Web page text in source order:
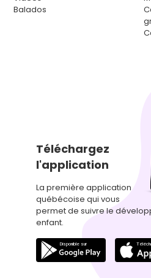
Balados
Téléchargez
l'application
La première application
québécoise qui vous
permet de suivre le
enfant.